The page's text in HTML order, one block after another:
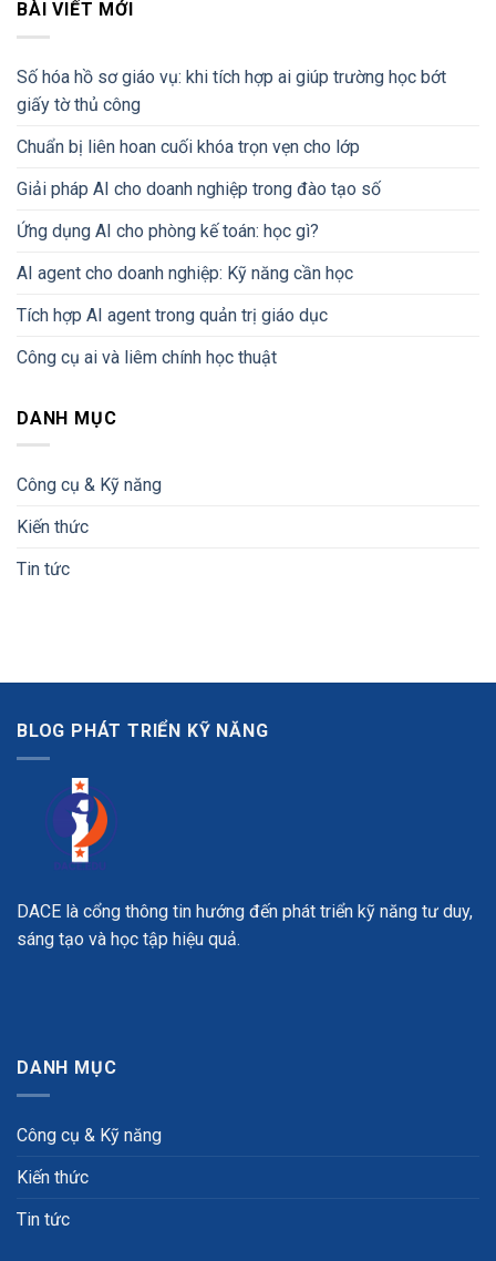
BÀI VIẾT MỚI
Số hóa hồ sơ giáo vụ: khi tích hợp ai giúp trường học bớt
giấy tờ thủ công
Chuẩn bị liên hoan cuối khóa trọn vẹn cho lớp
Giải pháp AI cho doanh nghiệp trong đào tạo số
Ứng dụng AI cho phòng kế toán: học gì?
AI agent cho doanh nghiệp: Kỹ năng cần học
Tích hợp AI agent trong quản trị giáo dục
Công cụ ai và liêm chính học thuật
DANH MỤC
Công cụ & Kỹ năng
Kiến thức
Tin tức
BLOG PHÁT TRIỂN KỸ NĂNG
DACE là cổng thông tin hướng đến phát triển kỹ năng tư duy,
sáng tạo và học tập hiệu quả.
DANH MỤC
Công cụ & Kỹ năng
Kiến thức
Tin tức